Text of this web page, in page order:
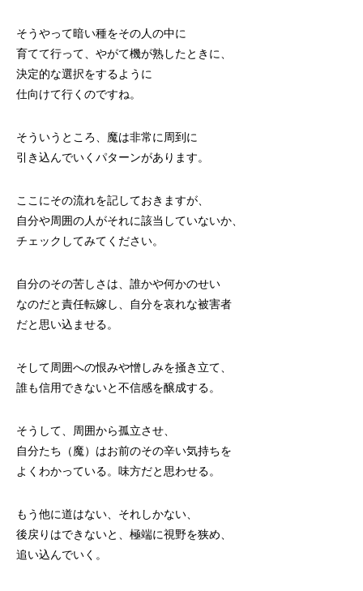
そうやって暗い種をその人の中に
育てて行って、やがて機が熟したときに、
決定的な選択をするように
仕向けて行くのですね。
そういうところ、魔は非常に周到に
引き込んでいくパターンがあります。
ここにその流れを記しておきますが、
自分や周囲の人がそれに該当していないか、
チェックしてみてください。
自分のその苦しさは、誰かや何かのせい
なのだと責任転嫁し、自分を哀れな被害者
だと思い込ませる。
そして周囲への恨みや憎しみを掻き立て、
誰も信用できないと不信感を醸成する。
そうして、周囲から孤立させ、
自分たち（魔）はお前のその辛い気持ちを
よくわかっている。味方だと思わせる。
もう他に道はない、それしかない、
後戻りはできないと、極端に視野を狭め、
追い込んでいく。